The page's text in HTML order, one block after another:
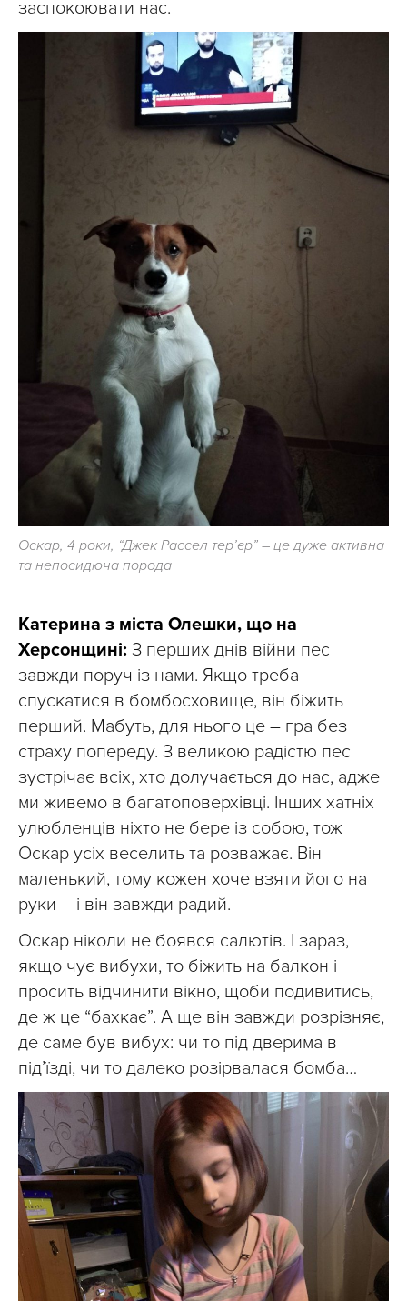
заспокоювати нас.
Оскар, 4 роки, “Джек Рассел тер’єр” – це дуже активна
та непосидюча порода
Катерина з міста Олешки, що на
Херсонщині: З перших днів війни пес
завжди поруч із нами. Якщо треба
спускатися в бомбосховище, він біжить
перший. Мабуть, для нього це – гра без
страху попереду. З великою радістю пес
зустрічає всіх, хто долучається до нас, адже
ми живемо в багатоповерхівці. Інших хатніх
улюбленців ніхто не бере із собою, тож
Оскар усіх веселить та розважає. Він
маленький, тому кожен хоче взяти його на
руки – і він завжди радий.
Оскар ніколи не боявся салютів. І зараз,
якщо чує вибухи, то біжить на балкон і
просить відчинити вікно, щоби подивитись,
де ж це “бахкає”. А ще він завжди розрізняє,
де саме був вибух: чи то під дверима в
під’їзді, чи то далеко розірвалася бомба…